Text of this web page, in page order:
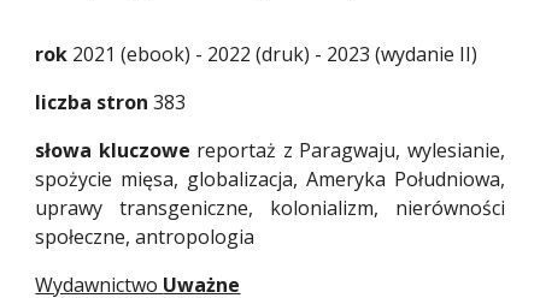
rok 2021 (ebook) - 2022 (druk) - 2023 (wydanie II)
liczba stron 383
słowa kluczowe reportaż z Paragwaju, wylesianie,
spożycie mięsa, globalizacja, Ameryka Południowa,
uprawy transgeniczne, kolonializm, nierówności
społeczne, antropologia
Wydawnictwo Uważne